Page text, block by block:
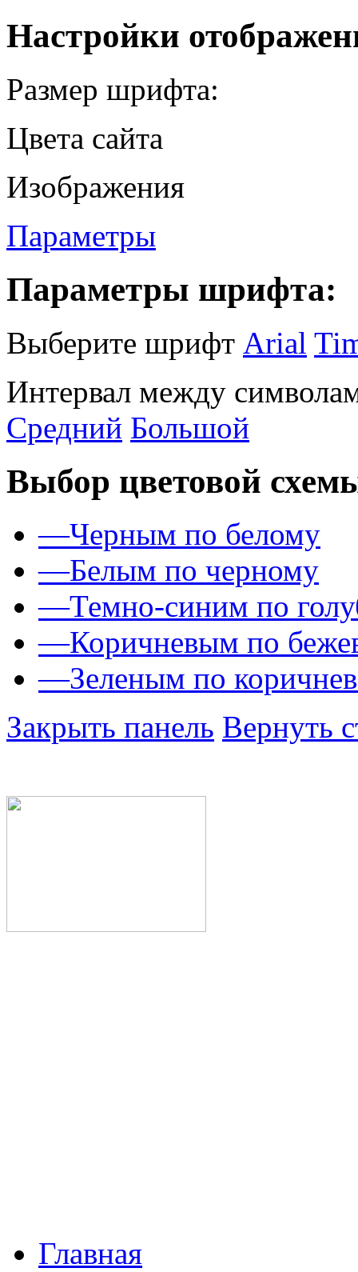
Настройки
Размер шрифта:
Цвета сайта
Изображения
Параметры
Параметры шрифта:
Выберите шрифт Arial
Интервал между
Средний Большой
Выбор цветовой
—Черным по белому
—Белым по черному
—Темно-синим по
—Коричневым по
—Зеленым по
Закрыть панель Вернуть
Главная